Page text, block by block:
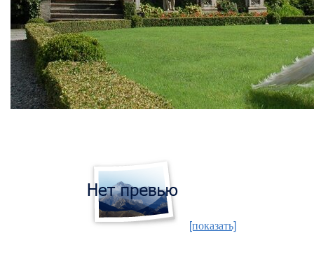
[показать]